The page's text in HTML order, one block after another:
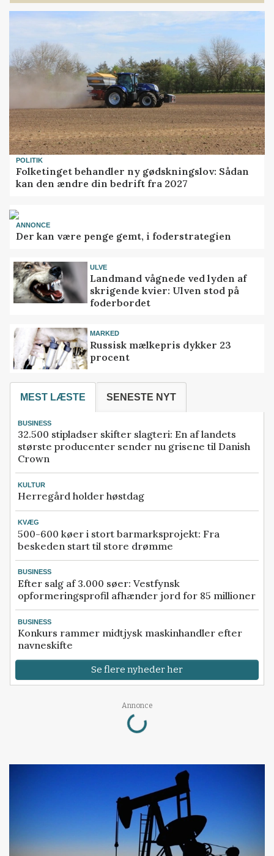
POLITIK
Folketinget behandler ny gødskningslov: Sådan
kan den ændre din bedrift fra 2027
ANNONCE
Der kan være penge gemt, i foderstrategien
ULVE
Landmand vågnede ved lyden af
skrigende kvier: Ulven stod på
foderbordet
MARKED
Russisk mælkepris dykker 23
procent
MEST LÆSTE SENESTE NYT
BUSINESS
32.500 stipladser skifter slagteri: En af landets
største producenter sender nu grisene til Danish
Crown
KULTUR
Herregård holder høstdag
KVÆG
500-600 køer i stort barmarksprojekt: Fra
beskeden start til store drømme
BUSINESS
Efter salg af 3.000 søer: Vestfynsk
opformeringsprofil afhænder jord for 85 millioner
BUSINESS
Konkurs rammer midtjysk maskinhandler efter
navneskifte
Se flere nyheder her
Annonce
Loading...